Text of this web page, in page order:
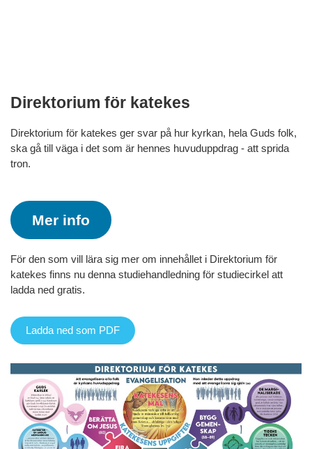
Direktorium för katekes
Direktorium för katekes ger svar på hur kyrkan, hela Guds folk,
ska gå till väga i det som är hennes huvuduppdrag - att sprida
tron.
Mer info
För den som vill lära sig mer om innehållet i Direktorium för
katekes finns nu denna studiehandledning för studiecirkel att
ladda ned gratis.
Ladda ned som PDF